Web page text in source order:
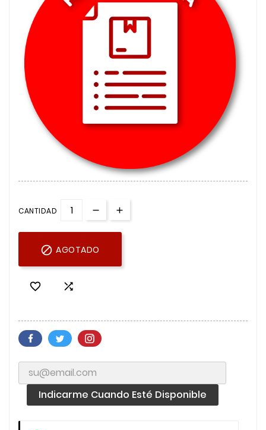
CANTIDAD
 AGOTADO
 
Indicarme Cuando Esté Disponible